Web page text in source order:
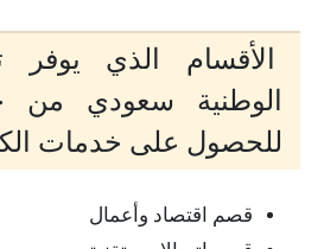
الأقسام الذي يوفر
الوطنية سعودي من
للحصول على خدمات
قصم اقتصاد وأعمال